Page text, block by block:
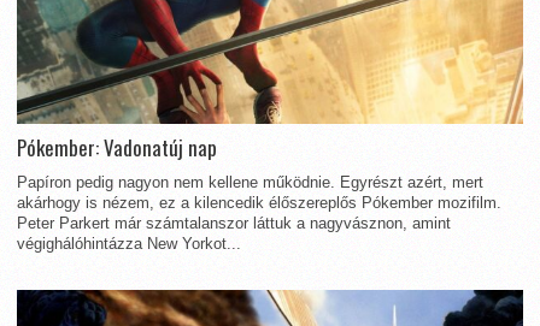
Pókember: Vadonatúj nap
Papíron pedig nagyon nem kellene működnie. Egyrészt azért, mert
akárhogy is nézem, ez a kilencedik élőszereplős Pókember mozifilm.
Peter Parkert már számtalanszor láttuk a nagyvásznon, amint
végighálóhintázza New Yorkot...